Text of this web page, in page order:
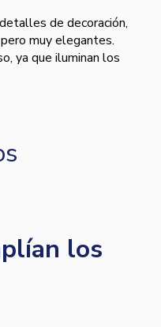
de decoración,
muy elegantes.
ya que iluminan los
los